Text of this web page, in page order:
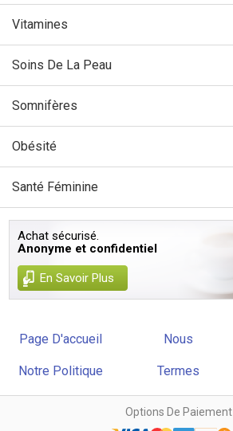
Vitamines
Soins De La Peau
Somnifères
Obésité
Santé Féminine
Achat sécurisé.
Anonyme et confidentiel
En Savoir Plus
Page D'accueil Nous
Notre Politique Termes
Options De Paiement